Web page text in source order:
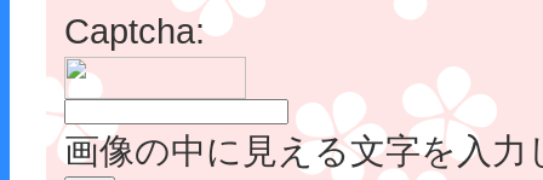
Captcha:
画像の中に見える文字を入